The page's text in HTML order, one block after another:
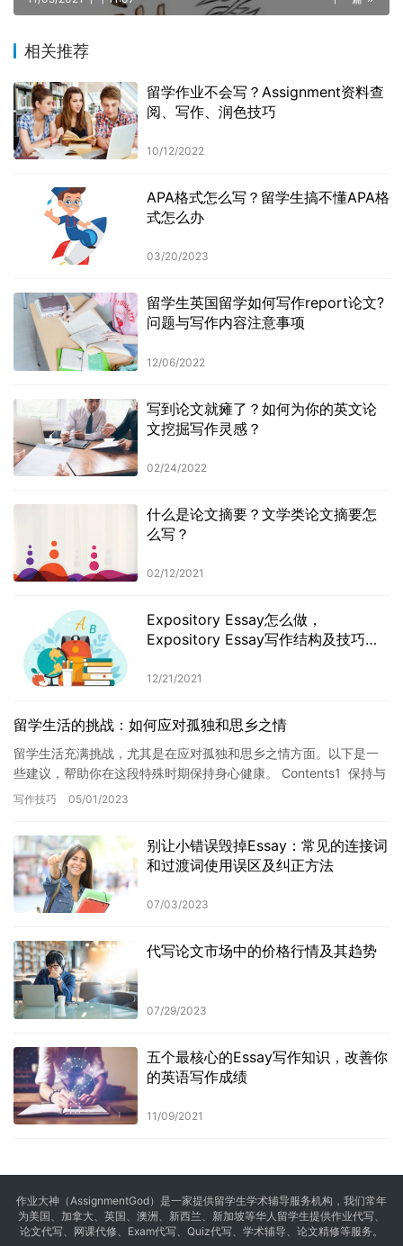
相关推荐
留学作业不会写？Assignment资料查
阅、写作、润色技巧
10/12/2022
APA格式怎么写？留学生搞不懂APA格
式怎么办
03/20/2023
留学生英国留学如何写作report论文?
问题与写作内容注意事项
12/06/2022
写到论文就瘫了？如何为你的英文论
文挖掘写作灵感？
02/24/2022
什么是论文摘要？文学类论文摘要怎
么写？
02/12/2021
Expository Essay怎么做，
Expository Essay写作结构及技巧介
12/21/2021
留学生活的挑战：如何应对孤独和思乡之情
留学生活充满挑战，尤其是在应对孤独和思乡之情方面。以下是一
些建议，帮助你在这段特殊时期保持身心健康。 Contents1 保持与
家人和朋友的联系 2 结交新朋友和建立支持网络 …
写作技巧 05/01/2023
别让小错误毁掉Essay：常见的连接词
和过渡词使用误区及纠正方法
07/03/2023
代写论文市场中的价格行情及其趋势
07/29/2023
五个最核心的Essay写作知识，改善你
的英语写作成绩
11/09/2021
作业大神（AssignmentGod）是一家提供留学生学术辅导服务机构，我们常年
为美国、加拿大、英国、澳洲、新西兰、新加坡等华人留学生提供作业代写、
论文代写、网课代修、Exam代写、Quiz代写、学术辅导、论文精修等服务。